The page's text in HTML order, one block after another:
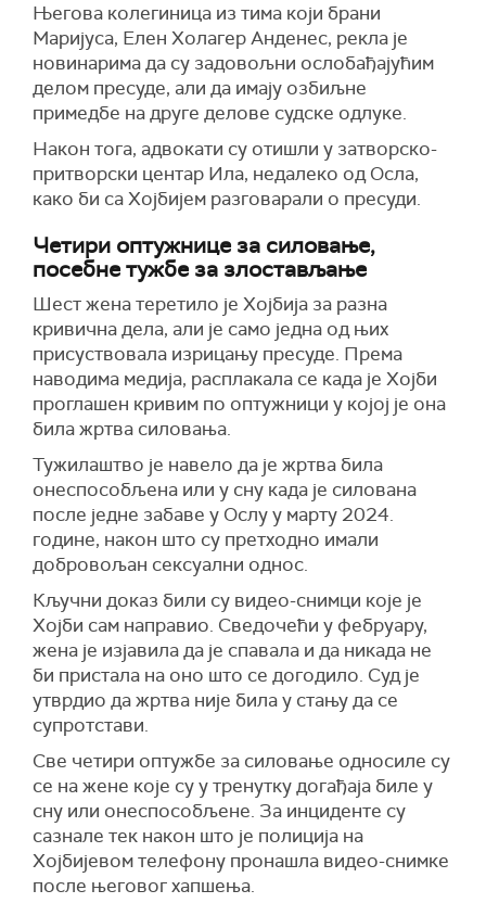
Његова колегиница из тима који брани
Маријуса, Елен Холагер Анденес, рекла је
новинарима да су задовољни ослобађајућим
делом пресуде, али да имају озбиљне
примедбе на друге делове судске одлуке.
Након тога, адвокати су отишли у затворско-
притворски центар Ила, недалеко од Осла,
како би са Хојбијем разговарали о пресуди.
Четири оптужнице за силовање,
посебне тужбе за злостављање
Шест жена теретило је Хојбија за разна
кривична дела, али је само једна од њих
присуствовала изрицању пресуде. Према
наводима медија, расплакала се када је Хојби
проглашен кривим по оптужници у којој је она
била жртва силовања.
Тужилаштво је навело да је жртва била
онеспособљена или у сну када је силована
после једне забаве у Ослу у марту 2024.
године, након што су претходно имали
добровољан сексуални однос.
Кључни доказ били су видео-снимци које је
Хојби сам направио. Сведочећи у фебруару,
жена је изјавила да је спавала и да никада не
би пристала на оно што се догодило. Суд је
утврдио да жртва није била у стању да се
супротстави.
Све четири оптужбе за силовање односиле су
се на жене које су у тренутку догађаја биле у
сну или онеспособљене. За инциденте су
сазнале тек након што је полиција на
Хојбијевом телефону пронашла видео-снимке
после његовог хапшења.